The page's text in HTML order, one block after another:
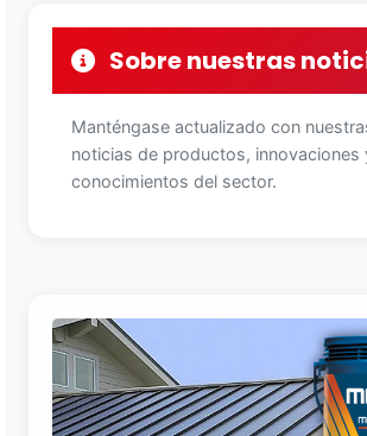
Sobre nuestras
Manténgase actualizado con
noticias de productos, innovaciones
conocimientos del sector.